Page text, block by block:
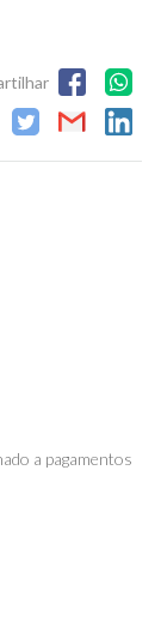
a pagamentos